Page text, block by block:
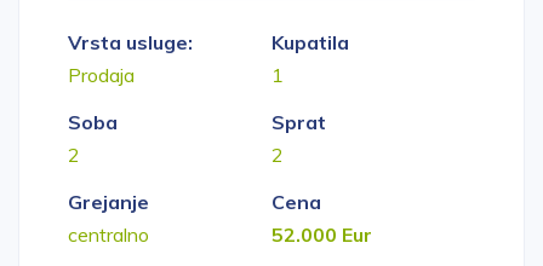
Vrsta usluge:
Prodaja
Kupatila
1
Soba
2
Sprat
2
Grejanje
centralno
Cena
52.000 Eur